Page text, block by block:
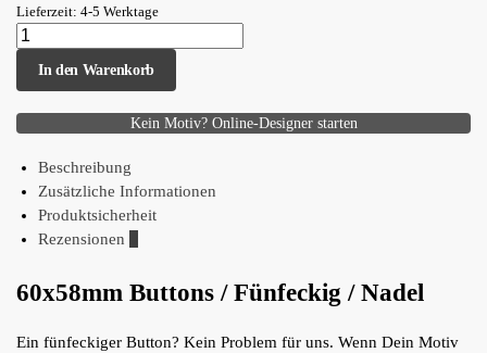
Lieferzeit: 4-5 Werktage
In den Warenkorb
Kein Motiv? Online-Designer starten
Beschreibung
Zusätzliche Informationen
Produktsicherheit
Rezensionen
60x58mm Buttons / Fünfeckig / Nadel
Ein fünfeckiger Button? Kein Problem für uns. Wenn Dein Motiv